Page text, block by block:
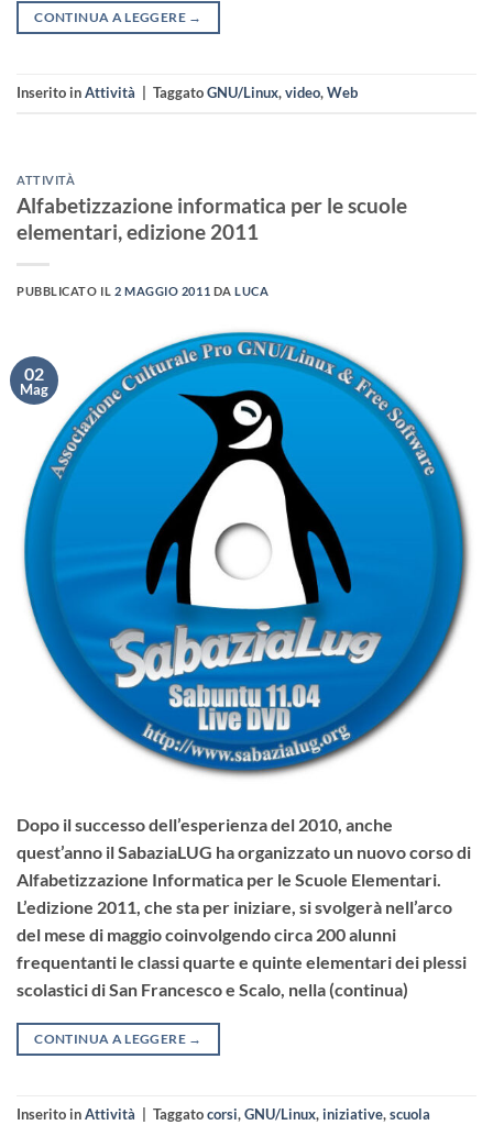
CONTINUA A LEGGERE →
Inserito inAttività TaggatoGNU/Linux,video,Web
ATTIVITÀ
Alfabetizzazione informatica per le scuole
elementari, edizione 2011
PUBBLICATO IL 2 MAGGIO 2011 DALUCA
02
Mag
Dopo il successo dell’esperienza del 2010, anche
quest’anno il SabaziaLUG ha organizzato un nuovo corso di
Alfabetizzazione Informatica per le Scuole Elementari.
L’edizione 2011, che sta per iniziare, si svolgerà nell’arco
del mese di maggio coinvolgendo circa 200 alunni
frequentanti le classi quarte e quinte elementari dei plessi
scolastici di San Francesco e Scalo, nella (continua)
CONTINUA A LEGGERE →
Inserito inAttività Taggatocorsi,GNU/Linux,iniziative,scuola